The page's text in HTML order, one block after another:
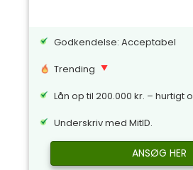
Godkendelse: Acceptabel
Trending
Lån op til 200.000 kr. – hurtigt
Underskriv med MitID.
ANSØG HER